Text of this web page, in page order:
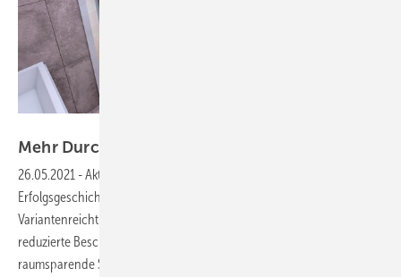
Mehr Durchblick
26.05.2021 -Aktuelle Trends bei Duschkabinen ▪ Die
Erfolgsgeschichte „Glasdusche“ ist noch lange nicht auserzählt. Der
Variantenreichtum verzeichnet stetigen ­Zuwachs, Trends wie
reduzierte Beschläge und Befestigungstechnik, Industrial Design,
raumsparende Systeme und gestaltetes Glas als Blickfang werden